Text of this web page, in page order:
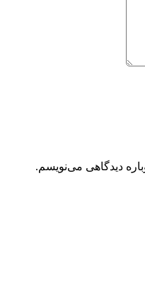
دیدگاهی می‌نویسم.